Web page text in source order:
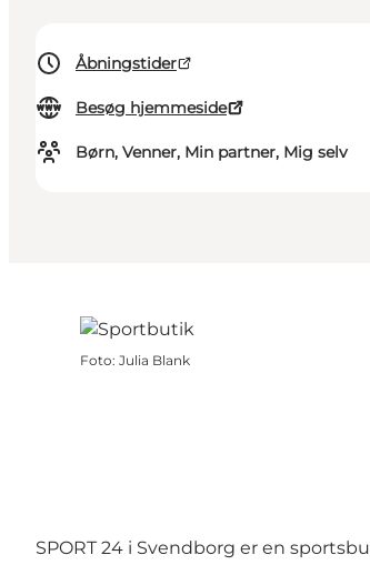
Åbningstider
Besøg hjemmeside
Børn, Venner, Min partner, Mig selv
Foto: Julia Blank
SPORT 24 i Svendborg er en